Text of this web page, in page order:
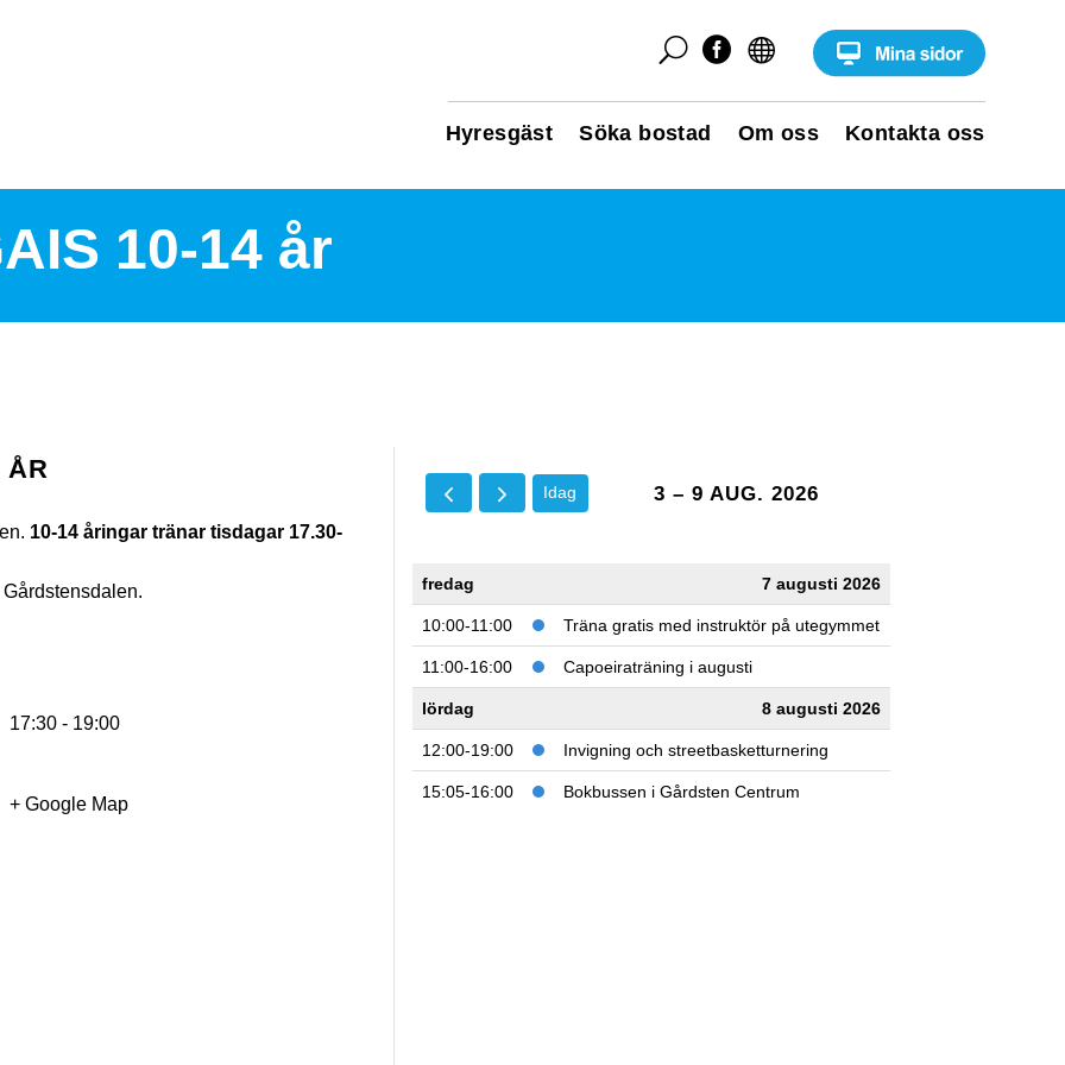


U
Hyresgäst Söka bostad Om oss Kontakta oss
10-14 år
ÅR
10-14 åringar tränar tisdagar 17.30-
17:30 - 19:00
+ Google Map
Idag 3 – 9 AUG. 2026
fredag 7 augusti 2026
10:00-11:00 Träna gratis med instruktör på utegymmet
11:00-16:00 Capoeiraträning i augusti
lördag 8 augusti 2026
12:00-19:00 Invigning och streetbasketturnering
15:05-16:00 Bokbussen i Gårdsten Centrum